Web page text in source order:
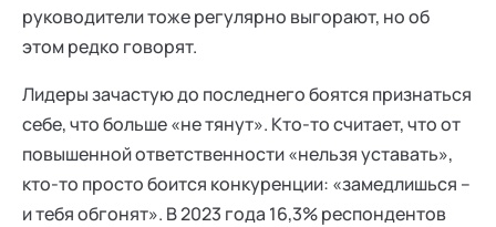
руководители тоже регулярно выгорают, но об
этом редко говорят.
Лидеры зачастую до последнего боятся признаться
себе, что больше «не тянут». Кто-то считает, что от
повышенной ответственности «нельзя уставать»,
кто-то просто боится конкуренции: «замедлишься –
и тебя обгонят». В 2023 года 16,3% респондентов